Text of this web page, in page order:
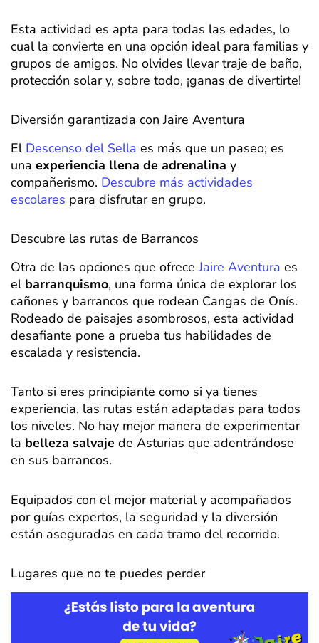
Esta actividad es apta para todas las edades, lo
cual la convierte en una opción ideal para familias y
grupos de amigos. No olvides llevar traje de baño,
protección solar y, sobre todo, ¡ganas de divertirte!
Diversión garantizada con Jaire Aventura
El Descenso del Sella es más que un paseo; es
una experiencia llena de adrenalina y
compañerismo. Descubre más actividades
escolares para disfrutar en grupo.
Descubre las rutas de Barrancos
Otra de las opciones que ofreceJaire Aventura es
el barranquismo, una forma única de explorar los
cañones y barrancos que rodean Cangas de Onís.
Rodeado de paisajes asombrosos, esta actividad
desafiante pone a prueba tus habilidades de
escalada y resistencia.
Tanto si eres principiante como si ya tienes
experiencia, las rutas están adaptadas para todos
los niveles. No hay mejor manera de experimentar
la belleza salvaje de Asturias que adentrándose
en sus barrancos.
Equipados con el mejor material y acompañados
por guías expertos, la seguridad y la diversión
están aseguradas en cada tramo del recorrido.
Lugares que no te puedes perder